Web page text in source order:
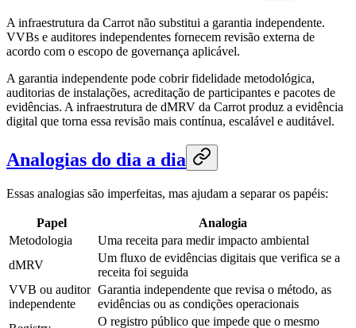
A infraestrutura da Carrot não substitui a garantia independente.
VVBs e auditores independentes fornecem revisão externa de
acordo com o escopo de governança aplicável.
A garantia independente pode cobrir fidelidade metodológica,
auditorias de instalações, acreditação de participantes e pacotes de
evidências. A infraestrutura de dMRV da Carrot produz a evidência
digital que torna essa revisão mais contínua, escalável e auditável.
Analogias do dia a dia
Essas analogias são imperfeitas, mas ajudam a separar os papéis:
Papel
Analogia
Metodologia
Uma receita para medir impacto ambiental
dMRV
Um fluxo de evidências digitais que verifica se a
receita foi seguida
VVB ou auditor
independente
Garantia independente que revisa o método, as
evidências ou as condições operacionais
O registro público que impede que o mesmo